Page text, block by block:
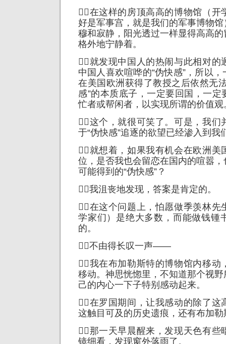
在这样的房顶高高的博物馆（开
好是军事宫，就是我们的军事博物
穆和寂静，阳光透过一样显得高高
格外地宁静着。
就发现中国人的热闹与此相对的
中国人喜欢喧哗的“伪快感”，所以
在美国欧洲获得了教授之后依然无
感”的本质底子，一定要回国，一定
忙者或帮闲者，以实现所谓的价值观
这个，就很可笑了。可是，我们
于“伪快感”追逐的欲望已经渗入到我
就想着，如果我有机会在欧洲美
位，是否我也会留恋在国内的喧嚣
可能得到的“伪快感”？
我沮丧地发现，答案是肯定的。
在这个问题上，怕愿做季羡林先
学家们）是绝大多数，而能做钱锺
的。
不由得长叹一声——
我在布加勒斯特的博物馆内移动
移动。神思恍惚里，不知道那个视
己的内心一下子特别感动起来。
在罗国期间，让我感动的除了这
这触目可及的历史遗痕，还有布加
那一天早晨醒来，发现天色有些
镜细看，发现窗外落雨了。